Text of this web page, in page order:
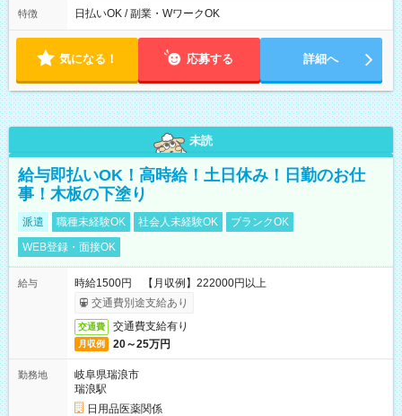
す。 必ず、2名以上での勤務を行いますので、安心して働けま
す。
特徴 日払いOK / 副業・WワークOK
気になる！ 応募する 詳細へ
未読
給与即払いOK！高時給！土日休み！日勤のお仕
事！木板の下塗り
派遣 職種未経験OK 社会人未経験OK
ブランクOK
WEB登録・面接OK
給与
時給1500円 【月収例】222000円以上
交通費別途支給あり
交通費 交通費支給有り
月収例 20～25万円
勤務地
岐阜県瑞浪市
瑞浪駅
日用品医薬関係